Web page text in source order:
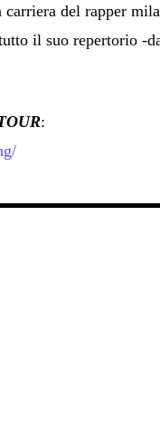
del rapper
il suo repertorio -
: